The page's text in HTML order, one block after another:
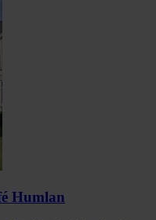
Humlan